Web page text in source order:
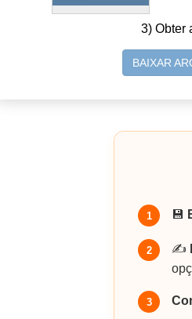
3) Obter
BAIXAR
1 💾
2 ✍️
3